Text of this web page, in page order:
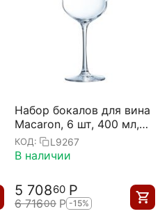
Набор бокалов для вина
Macaron, 6 шт, 400 мл,
D93 мм, H200 мм,
хрустальное стекло,
КОД: L9267
В наличии
5 70860 Р
6 71600 Р -15%